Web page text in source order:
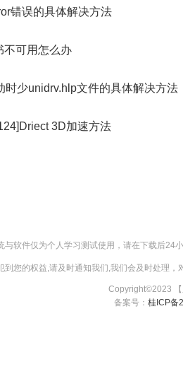
错误的具体解决方法
不可用怎么办
时少unidrv.hlp文件的具体解决方法
3D加速方法
与软件仅为个人学习测试使用，请在下载后24
到您的权益,请及时通知我们,我们会及时处理
Copyright©2023
备案号： 桂ICP备